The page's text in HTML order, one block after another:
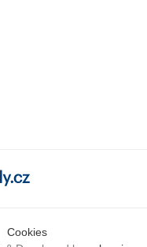
Cookies